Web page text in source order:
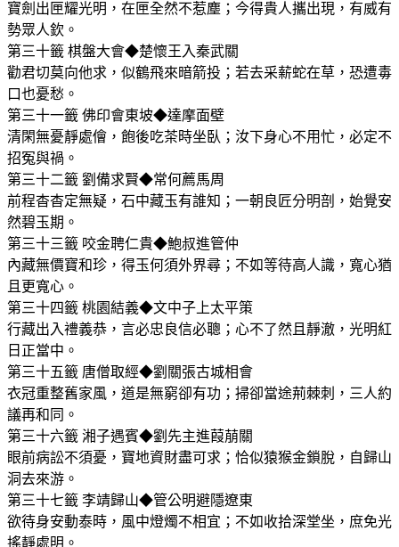
寶劍出匣耀光明，在匣全然不惹塵；今得貴人攜出現，有威有
勢眾人欽。
第三十籤 棋盤大會◆楚懷王入秦武關
勸君切莫向他求，似鶴飛來暗箭投；若去采薪蛇在草，恐遭毒
口也憂愁。
第三十一籤 佛印會東坡◆達摩面壁
清閑無憂靜處儈，飽後吃茶時坐臥；汝下身心不用忙，必定不
招冤與禍。
第三十二籤 劉備求賢◆常何薦馬周
前程杳杳定無疑，石中藏玉有誰知；一朝良匠分明剖，始覺安
然碧玉期。
第三十三籤 咬金聘仁貴◆鮑叔進管仲
內藏無價寶和珍，得玉何須外界尋；不如等待高人識，寬心猶
且更寬心。
第三十四籤 桃園結義◆文中子上太平策
行藏出入禮義恭，言必忠良信必聰；心不了然且靜澈，光明紅
日正當中。
第三十五籤 唐僧取經◆劉關張古城相會
衣冠重整舊家風，道是無窮卻有功；掃卻當途荊棘刺，三人約
議再和同。
第三十六籤 湘子遇賓◆劉先主進葭萠關
眼前病訟不須憂，寶地資財盡可求；恰似猿猴金鎖脫，自歸山
洞去來游。
第三十七籤 李靖歸山◆管公明避隱遼東
欲待身安動泰時，風中燈燭不相宜；不如收拾深堂坐，庶免光
搖靜處明。